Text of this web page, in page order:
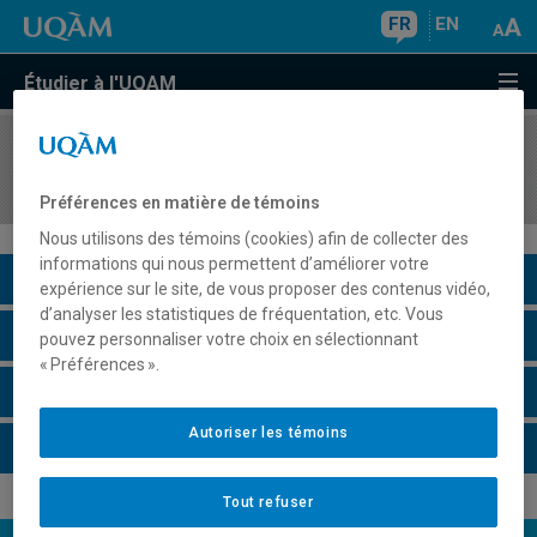
FR EN
Étudier à l'UQAM
COURS//
Description du cours
Horaire - Été 2026
Préférences en matière de témoins
Nous utilisons des témoins (cookies) afin de collecter des
informations qui nous permettent d’améliorer votre
expérience sur le site, de vous proposer des contenus vidéo,
d’analyser les statistiques de fréquentation, etc. Vous
pouvez personnaliser votre choix en sélectionnant
« Préférences ».
Tout refuser
Autoriser les témoins